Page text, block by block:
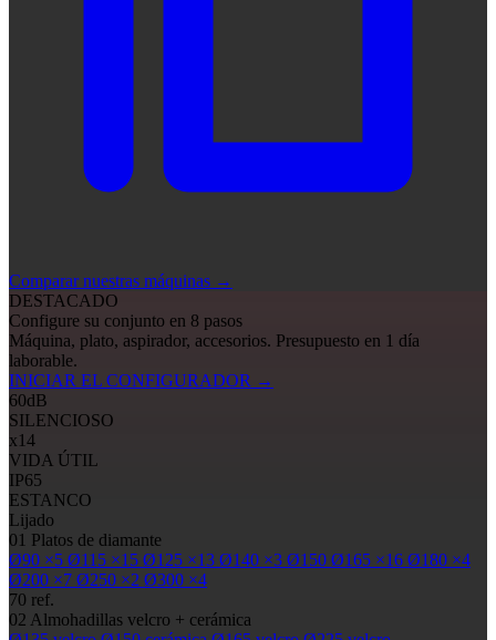
Comparar nuestras máquinas →
DESTACADO
Configure su conjunto en 8 pasos
Máquina, plato, aspirador, accesorios. Presupuesto en 1 día
laborable.
INICIAR EL CONFIGURADOR →
60dB
SILENCIOSO
x14
VIDA ÚTIL
IP65
ESTANCO
Lijado
01 Platos de diamante
Ø90 ×5 Ø115 ×15 Ø125 ×13 Ø140 ×3 Ø150 Ø165 ×16 Ø180 ×4
Ø200 ×7 Ø250 ×2 Ø300 ×4
70 ref.
02 Almohadillas velcro + cerámica